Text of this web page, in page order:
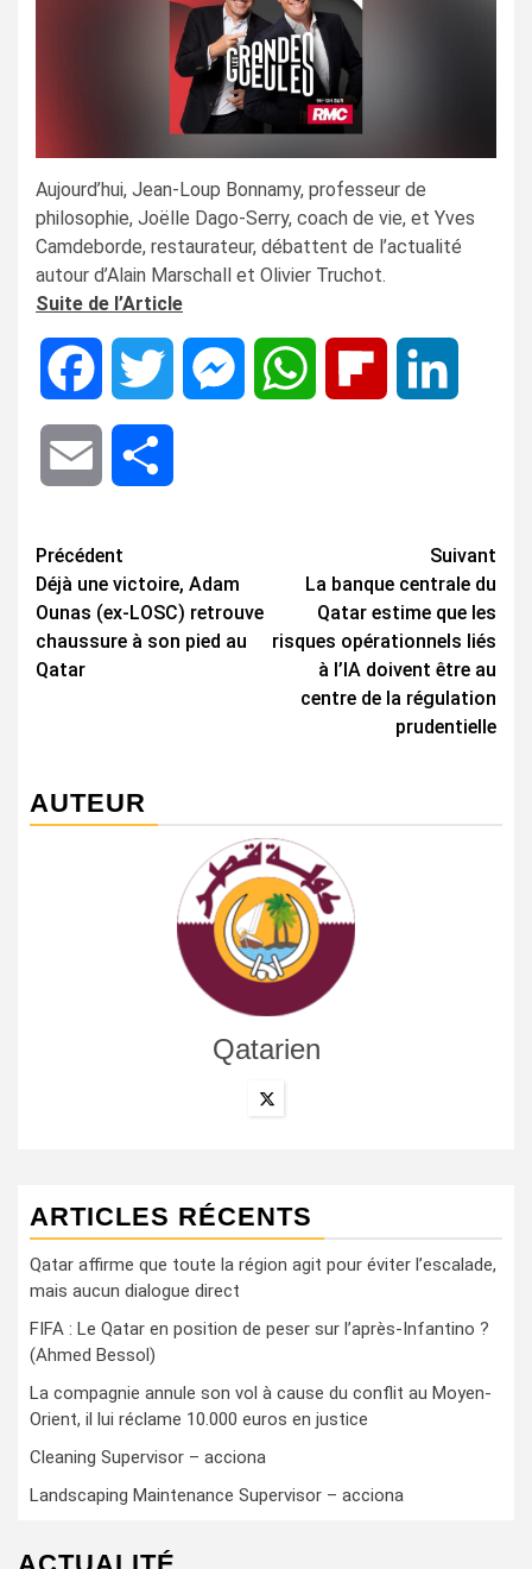
Aujourd’hui, Jean-Loup Bonnamy, professeur de
philosophie, Joëlle Dago-Serry, coach de vie, et Yves
Camdeborde, restaurateur, débattent de l’actualité
autour d’Alain Marschall et Olivier Truchot.
Suite de l’Article
Facebook Twitter MessengerWhatsApp Flipboard
Email
Navigation
d’article
Précédent
Déjà une victoire, Adam
Ounas (ex-LOSC) retrouve
chaussure à son pied au
Qatar
Suivant
La banque centrale du
Qatar estime que les
risques opérationnels liés
à l’IA doivent être au
centre de la régulation
prudentielle
AUTEUR
Qatarien
ARTICLES RÉCENTS
Qatar affirme que toute la région agit pour éviter l’escalade,
mais aucun dialogue direct
FIFA : Le Qatar en position de peser sur l’après-Infantino ?
(Ahmed Bessol)
La compagnie annule son vol à cause du conflit au Moyen-
Orient, il lui réclame 10.000 euros en justice
Cleaning Supervisor – acciona
Landscaping Maintenance Supervisor – acciona